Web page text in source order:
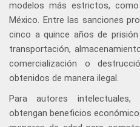
modelos más estrictos,
México. Entre las sanciones
cinco a quince años de
transportación,
comercialización o
obtenidos de manera ilegal.
Para autores intelectuales,
obtengan beneficios